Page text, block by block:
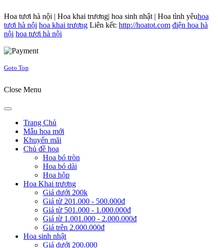
Hoa tươi hà nội | Hoa khai trương| hoa sinh nhật | Hoa tình yêuhoa
tươi hà nội hoa khai trương Liên kết: http://hoatot.com điện hoa hà
nội hoa tươi hà nội
Goto Top
Close Menu
Trang Chủ
Mẫu hoa mới
Khuyến mãi
Chủ đề hoa
Hoa bó tròn
Hoa bó dài
Hoa hộp
Hoa Khai trương
Giá dưới 200k
Giá từ 201.000 - 500.000đ
Giá từ 501.000 - 1.000.000đ
Giá từ 1.001.000 - 2.000.000đ
Giá trên 2.000.000đ
Hoa sinh nhật
Giá dưới 200.000